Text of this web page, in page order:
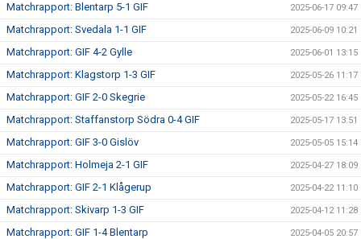
Matchrapport: Blentarp 5-1 GIF 2025-06-17 09:47
Matchrapport: Svedala 1-1 GIF 2025-06-09 10:21
Matchrapport: GIF 4-2 Gylle 2025-06-01 13:15
Matchrapport: Klagstorp 1-3 GIF 2025-05-26 11:17
Matchrapport: GIF 2-0 Skegrie 2025-05-22 16:45
Matchrapport: Staffanstorp Södra 0-4 GIF 2025-05-17 13:51
Matchrapport: GIF 3-0 Gislöv 2025-05-05 15:14
Matchrapport: Holmeja 2-1 GIF 2025-04-27 18:09
Matchrapport: GIF 2-1 Klågerup 2025-04-22 11:10
Matchrapport: Skivarp 1-3 GIF 2025-04-12 11:28
Matchrapport: GIF 1-4 Blentarp 2025-04-05 20:57